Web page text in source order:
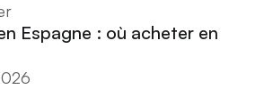
Espagne : où acheter en